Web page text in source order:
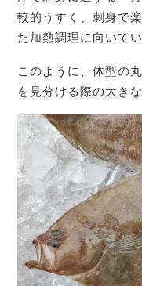
較的うすく、刺身で
た加熱調理に向いてい
このように、体型の
を見分ける際の大き